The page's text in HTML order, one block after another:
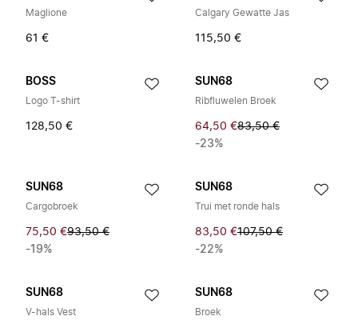
Maglione
61 €
Calgary Gewatte Jas
115,50 €
BOSS
Logo T-shirt
128,50 €
SUN68
Ribfluwelen Broek
64,50 €83,50 €
-23%
SUN68
Cargobroek
75,50 €93,50 €
-19%
SUN68
Trui met ronde hals
83,50 €107,50 €
-22%
SUN68
V-hals Vest
SUN68
Broek